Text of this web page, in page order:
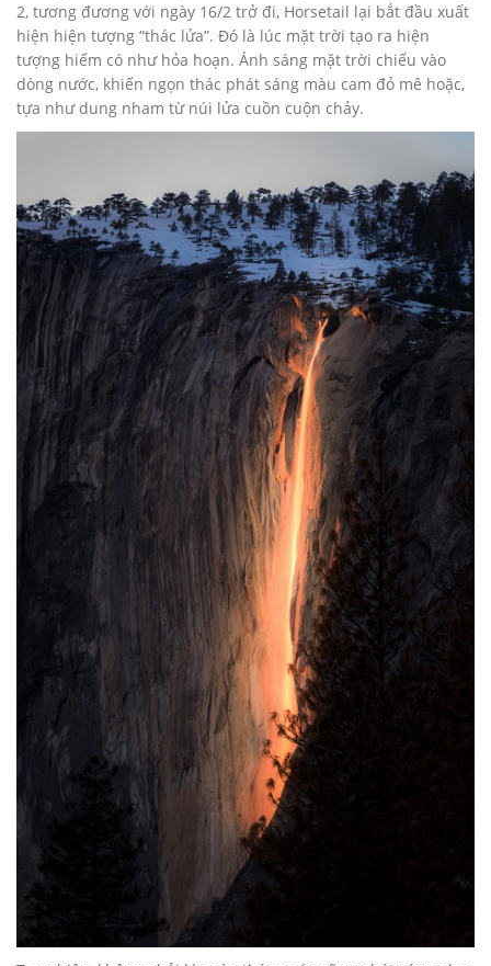
2, tương đương với ngày 16/2 trở đi, Horsetail lại bắt đầu xuất
hiện hiện tượng “thác lửa”. Đó là lúc mặt trời tạo ra hiện
tượng hiếm có như hỏa hoạn. Ánh sáng mặt trời chiếu vào
dòng nước, khiến ngọn thác phát sáng màu cam đỏ mê hoặc,
tựa như dung nham từ núi lửa cuồn cuộn chảy.